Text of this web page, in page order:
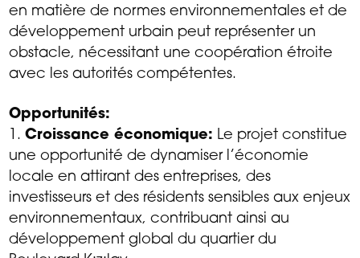
en matière de normes environnementales et de
développement urbain peut représenter un
obstacle, nécessitant une coopération étroite
avec les autorités compétentes.
Opportunités:
Croissance économique: Le projet constitue
une opportunité de dynamiser l’économie
locale en attirant des entreprises, des
investisseurs et des résidents sensibles aux enjeux
environnementaux, contribuant ainsi au
développement global du quartier du